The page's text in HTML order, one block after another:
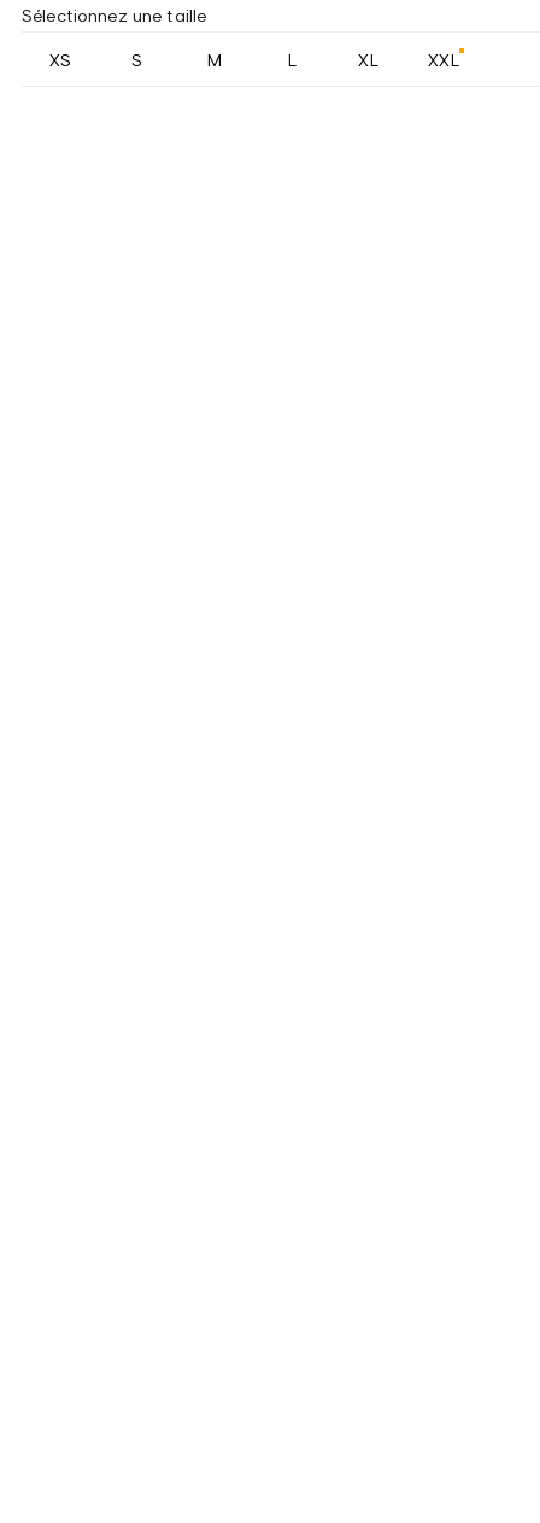
Sélectionnez une taille
XS S M L XL XXL